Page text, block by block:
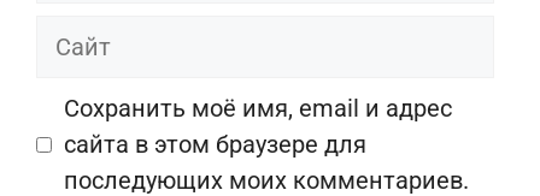
Сайт
Сохранить моё имя, email и адрес
сайта в этом браузере для
последующих моих комментариев.